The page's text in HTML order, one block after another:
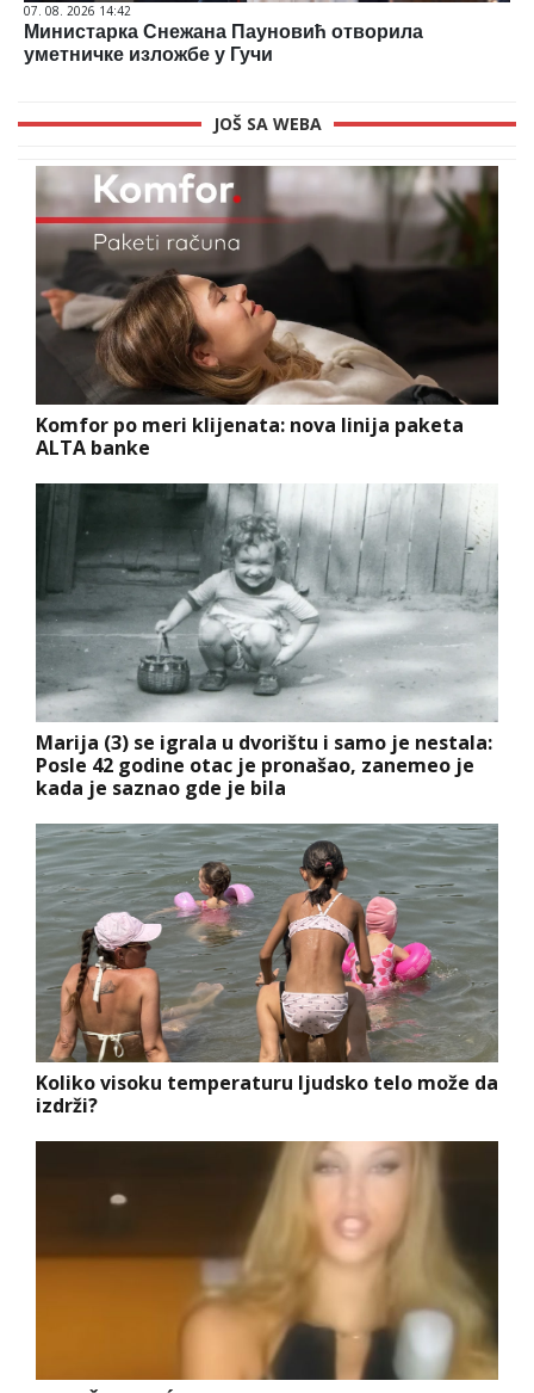
07. 08. 2026 14:42
Министарка Снежана Пауновић отворила
уметничке изложбе у Гучи
JOŠ SA WEBA
Komfor po meri klijenata: nova linija paketa
ALTA banke
Marija (3) se igrala u dvorištu i samo je nestala:
Posle 42 godine otac je pronašao, zanemeo je
kada je saznao gde je bila
Koliko visoku temperaturu ljudsko telo može da
izdrži?